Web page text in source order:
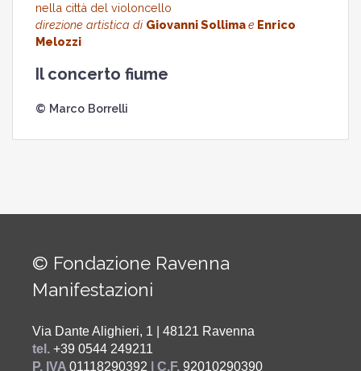
nella città del violoncello
direzione artistica di Giovanni Sollima eEnrico
Melozzi
Il concerto fiume
© Marco Borrelli
© Fondazione Ravenna
Manifestazioni
Via Dante Alighieri, 1 | 48121 Ravenna
tel. +39 0544 249211
P. IVA 01118290392 | C.F. 92010290390